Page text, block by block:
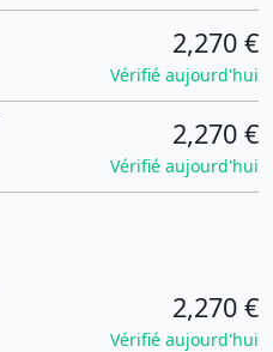
2,270 €
Vérifié aujourd'hui
2,270 €
Vérifié aujourd'hui
2,270 €
Vérifié aujourd'hui